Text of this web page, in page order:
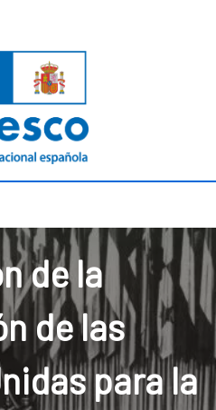
de la
de las
para la